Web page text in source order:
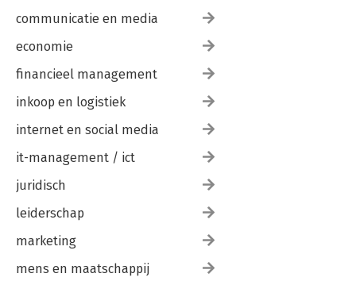
communicatie en media
economie
financieel management
inkoop en logistiek
internet en social media
it-management / ict
juridisch
leiderschap
marketing
mens en maatschappij